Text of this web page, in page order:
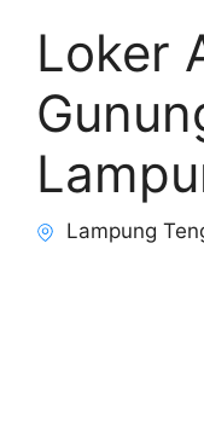
Loker
Lampung